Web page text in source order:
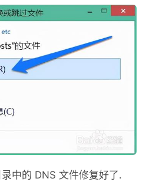
中的 DNS 文件修复好了.